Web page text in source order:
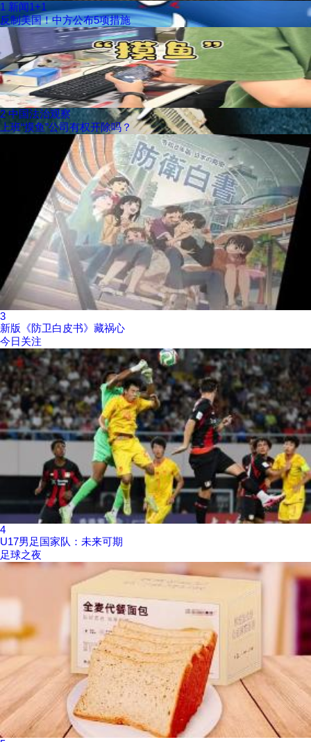
1 新闻1+1
反制美国！中方公布5项措施
2 中国法治观察
上班“摸鱼”公司有权开除吗？
3
新版《防卫白皮书》藏祸心
今日关注
4
U17男足国家队：未来可期
足球之夜